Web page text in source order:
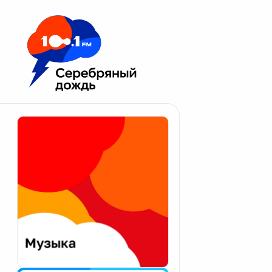
Москва 100.1 FM
Апатиты
Екатеринбург
Калининград
Калуга